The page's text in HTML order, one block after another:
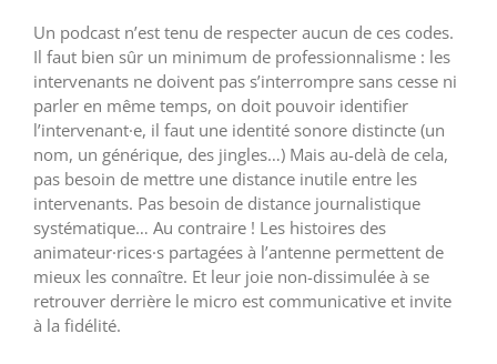
Un podcast n’est tenu de respecter aucun de ces codes.
Il faut bien sûr un minimum de professionnalisme : les
intervenants ne doivent pas s’interrompre sans cesse ni
parler en même temps, on doit pouvoir identifier
l’intervenant·e, il faut une identité sonore distincte (un
nom, un générique, des jingles…) Mais au-delà de cela,
pas besoin de mettre une distance inutile entre les
intervenants. Pas besoin de distance journalistique
systématique… Au contraire ! Les histoires des
animateur·rices·s partagées à l’antenne permettent de
mieux les connaître. Et leur joie non-dissimulée à se
retrouver derrière le micro est communicative et invite
à la fidélité.